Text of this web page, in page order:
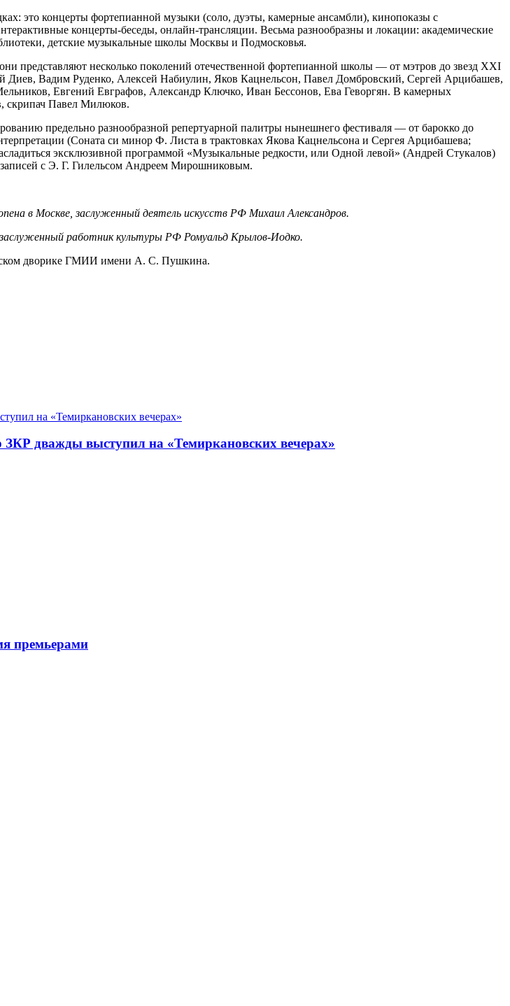
это концерты фортепианной музыки (соло, дуэты, камерные ансамбли), кинопоказы с
концерты-беседы, онлайн-трансляции. Весьма разнообразны и локации: академические
детские музыкальные школы Москвы и Подмосковья.
представляют несколько поколений отечественной фортепианной школы — от мэтров до звезд XXI
Диев, Вадим Руденко, Алексей Набиулин, Яков Кацнельсон, Павел Домбровский, Сергей Арцибашев,
Евгений Евграфов, Александр Ключко, Иван Бессонов, Ева Геворгян. В камерных
скрипач Павел Милюков.
предельно разнообразной репертуарной палитры нынешнего фестиваля — от барокко до
(Соната си минор Ф. Листа в трактовках Якова Кацнельсона и Сергея Арцибашева;
эксклюзивной программой «Музыкальные редкости, или Одной левой» (Андрей Стукалов)
с Э. Г. Гилельсом Андреем Мирошниковым.
в Москве, заслуженный деятель искусств РФ Михаил Александров.
работник культуры РФ Ромуальд Крылов-Иодко.
дворике ГМИИ имени А. С. Пушкина.
дважды выступил на «Темиркановских вечерах»
премьерами